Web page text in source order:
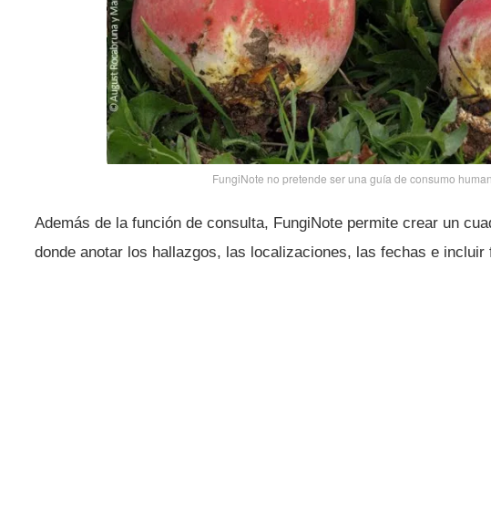
FungiNote no pretende ser una guí­a de consumo
Además de la función de consulta, FungiNote permite crear un
donde anotar los hallazgos, las localizaciones, las fechas e incluir